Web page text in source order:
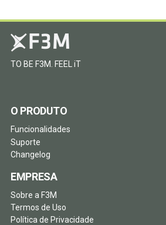
TO BE F3M. FEEL iT
O PRODUTO
Funcionalidades
Suporte
Changelog
EMPRESA
Sobre a F3M
Termos de Uso
Política de Privacidade